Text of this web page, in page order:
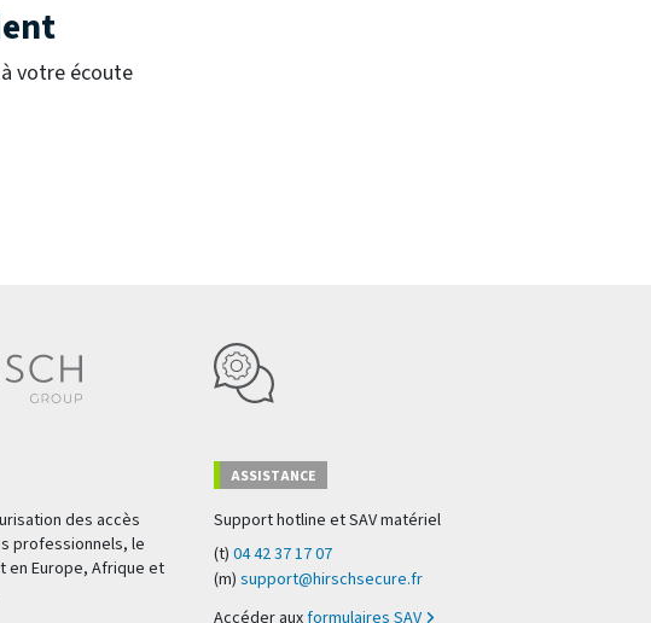
votre écoute
des accès
professionnels, le
Europe, Afrique et
ASSISTANCE
Support hotline et SAV matériel
(t) 04 42 37 17 07
(m) support@hirschsecure.fr
Accéder auxformulaires SAV